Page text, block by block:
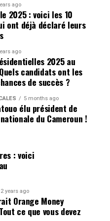
Manchester
leurs finances, après
important pour le
postes qui ont besoin
pourrait lutter contre
ORIGINAL SUR
ago
2025 : voici les 10
ont déjà déclaré leurs
ago
2025 au
candidats ont les
de succès ?
5 months ago
élu président de
du Cameroun !
: voici
2 years ago
Orange Money
ce que vous devez